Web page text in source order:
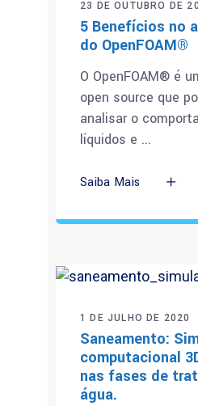
23 DE OUTUBRO DE
5 Benefícios no
do OpenFOAM®
O OpenFOAM® é
open source que
analisar o
líquidos e
Saiba Mais
1 DE JULHO DE 2020
Saneamento:
computacional
nas fases de
água.